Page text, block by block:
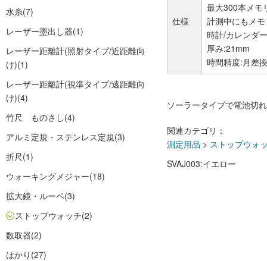
水糸(7)
レーザー墨出し器(1)
レーザー距離計(照射タイプ/近距離向
け)(1)
レーザー距離計(視準タイプ/遠距離向
け)(4)
竹尺 ものさし(4)
アルミ定規・ステンレス定規(3)
折尺(1)
ウォーキングメジャー(18)
拡大鏡・ルーペ(3)
ストップウォッチ(2)
数取器(2)
はかり (27)
仕様
最大300本メモ
計測中にもメ
時計/カレンダ
厚み:21mm
時間精度:月差
ソーラータイプで電池切
関連カテゴリ：
測定用品 > ストップウォ
SVAJ003:イエロー